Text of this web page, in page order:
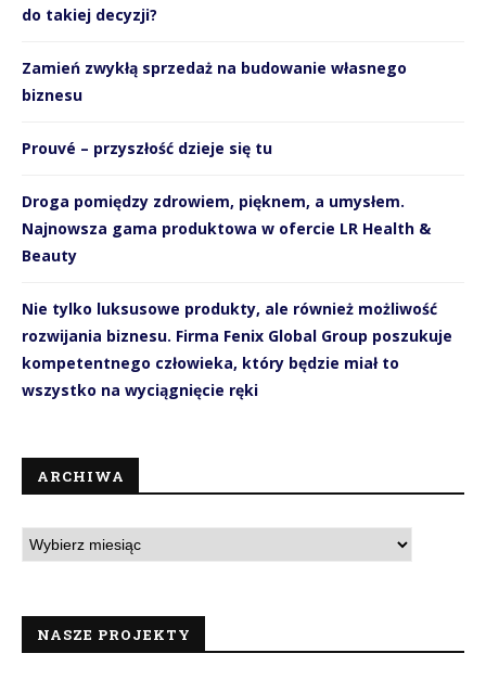
do takiej decyzji?
Zamień zwykłą sprzedaż na budowanie własnego
biznesu
Prouvé – przyszłość dzieje się tu
Droga pomiędzy zdrowiem, pięknem, a umysłem.
Najnowsza gama produktowa w ofercie LR Health &
Beauty
Nie tylko luksusowe produkty, ale również możliwość
rozwijania biznesu. Firma Fenix Global Group poszukuje
kompetentnego człowieka, który będzie miał to
wszystko na wyciągnięcie ręki
ARCHIWA
NASZE PROJEKTY